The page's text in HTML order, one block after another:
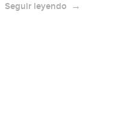
Seguir leyendo